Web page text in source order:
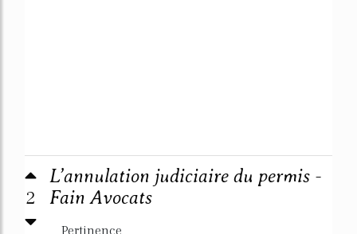
2
L’annulation judiciaire du permis -
Fain Avocats
Pertinence